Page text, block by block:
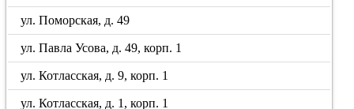
ул. Поморская, д. 49
ул. Павла Усова, д. 49, корп. 1
ул. Котласская, д. 9, корп. 1
ул. Котласская, д. 1, корп. 1